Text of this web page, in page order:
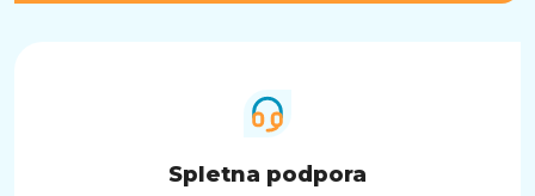
Spletna podpora